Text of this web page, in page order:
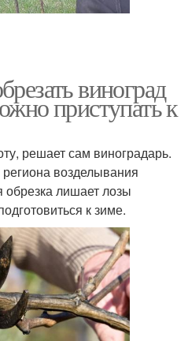
виноград
приступать к
решает сам виноградарь.
возделывания
лишает лозы
к зиме.